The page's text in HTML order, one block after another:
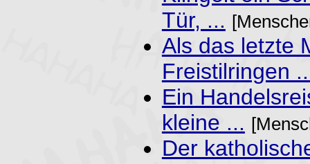
Tür, ...
Als das letzte
Freistilringen
Ein
kleine ...
Der